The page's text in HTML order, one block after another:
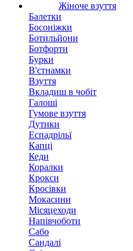
Жіноче взуття
Балетки
Босоніжки
Ботильйони
Ботфорти
Бурки
В'єтнамки
Взуття
Вкладиш в чобіт
Галоші
Гумове взуття
Дутики
Еспадрільї
Капці
Кеди
Коралки
Крокси
Кросівки
Мокасини
Місяцеходи
Напівчоботи
Сабо
Сандалі